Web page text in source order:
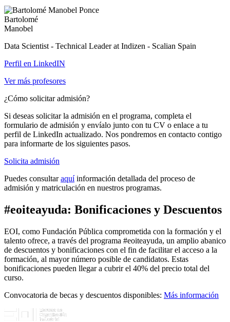
Bartolomé
Manobel
Data Scientist - Technical Leader at Indizen - Scalian Spain
Perfil en LinkedIN
Ver más profesores
¿Cómo solicitar admisión?
Si deseas solicitar la admisión en el programa, completa el
formulario de admisión y envíalo junto con tu CV o enlace a tu
perfil de LinkedIn actualizado. Nos pondremos en contacto contigo
para informarte de los siguientes pasos.
Solicita admisión
Puedes consultaraquíinformación detallada del proceso de
admisión y matriculación en nuestros programas.
#eoiteayuda: Bonificaciones y Descuentos
EOI, como Fundación Pública comprometida con la formación y el
talento ofrece, a través del programa #eoiteayuda, un amplio abanico
de descuentos y bonificaciones con el fin de facilitar el acceso a la
formación, al mayor número posible de candidatos. Estas
bonificaciones pueden llegar a cubrir el 40% del precio total del
curso.
Convocatoria de becas y descuentos disponibles: Más información